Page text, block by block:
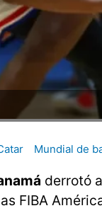
Mundial de
derrotó
FIBA